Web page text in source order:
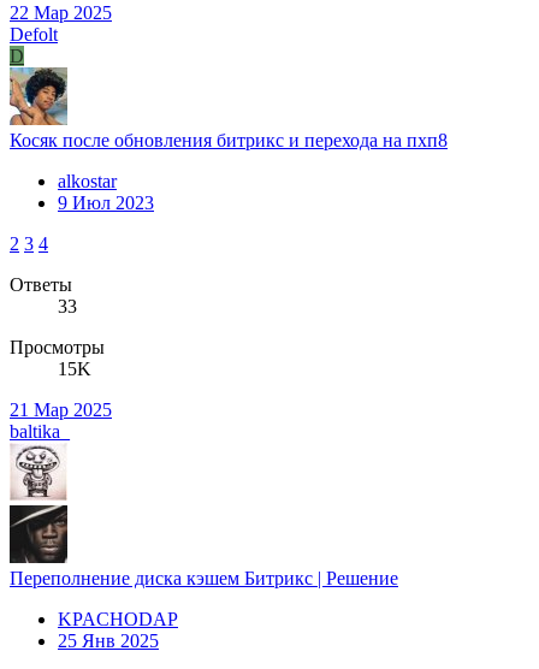
22 Мар 2025
Defolt
D
Косяк после обновления битрикс и перехода на пхп8
alkostar
9 Июл 2023
2 3 4
Ответы
33
Просмотры
15K
21 Мар 2025
baltika_
Переполнение диска кэшем Битрикс | Решение
KPACHODAP
25 Янв 2025